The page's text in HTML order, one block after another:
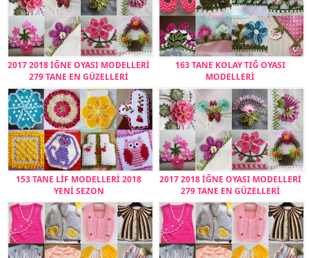
2017 2018 İĞNE OYASI MODELLERİ
279 TANE EN GÜZELLERİ
163 TANE KOLAY TIĞ OYASI
MODELLERİ
153 TANE LİF MODELLERİ 2018
YENİ SEZON
2017 2018 İĞNE OYASI MODELLERİ
279 TANE EN GÜZELLERİ